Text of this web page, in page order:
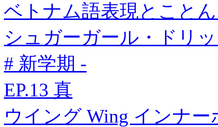
ベトナム語表現とこと
シュガーガール・ドリ
# 新学期 -
EP.13 真
ウイング Wing インナ